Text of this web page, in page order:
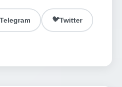
Telegram 🐦Twitter